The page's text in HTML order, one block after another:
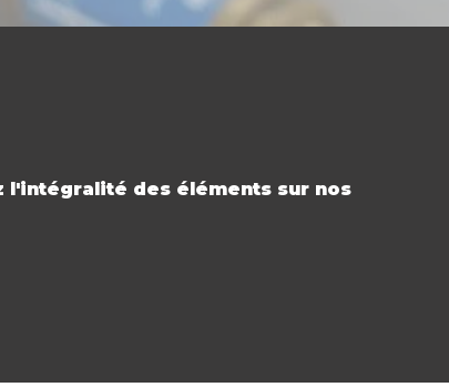
l'intégralité des éléments sur nos